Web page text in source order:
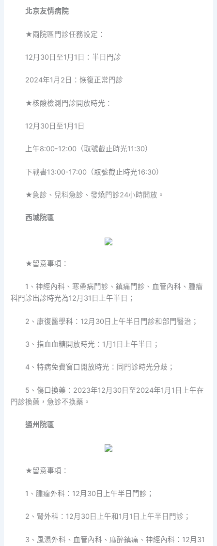
北京友情病院
★兩院區門診任務設定：
12月30日至1月1日：半日門診
2024年1月2日：恢復正常門診
★核酸檢測門診開放時光：
12月30日至1月1日
上午8:00-12:00（取號截止時光11:30）
下戰書13:00-17:00（取號截止時光16:30）
★急診、兒科急診、發燒門診24小時開放。
西城院區
★留意事項：
1、神經內科、寒帶病門診、鎮痛門診、血管內科、腫瘤
科門診出診時光為12月31日上午半日；
2、康復醫學科：12月30日上午半日門診和部門醫治；
3、指血血糖開放時光：1月1日上午半日；
4、特病免費窗口開放時光：同門診時光分歧；
5、傷口換藥：2023年12月30日至2024年1月1日上午在
門診換藥，急診不換藥。
通州院區
★留意事項：
1、腫瘤外科：12月30日上午半日門診；
2、腎外科：12月30日上午和1月1日上午半日門診；
3、風濕外科、血管內科、麻醉鎮痛、神經內科：12月31